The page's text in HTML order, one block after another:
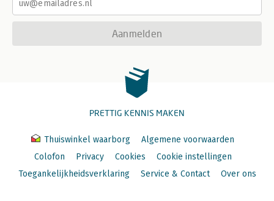
Aanmelden
PRETTIG KENNIS MAKEN
Thuiswinkel waarborg
Algemene voorwaarden
Colofon
Privacy Cookies
Cookie instellingen
Toegankelijkheidsverklaring
Service & Contact Over ons